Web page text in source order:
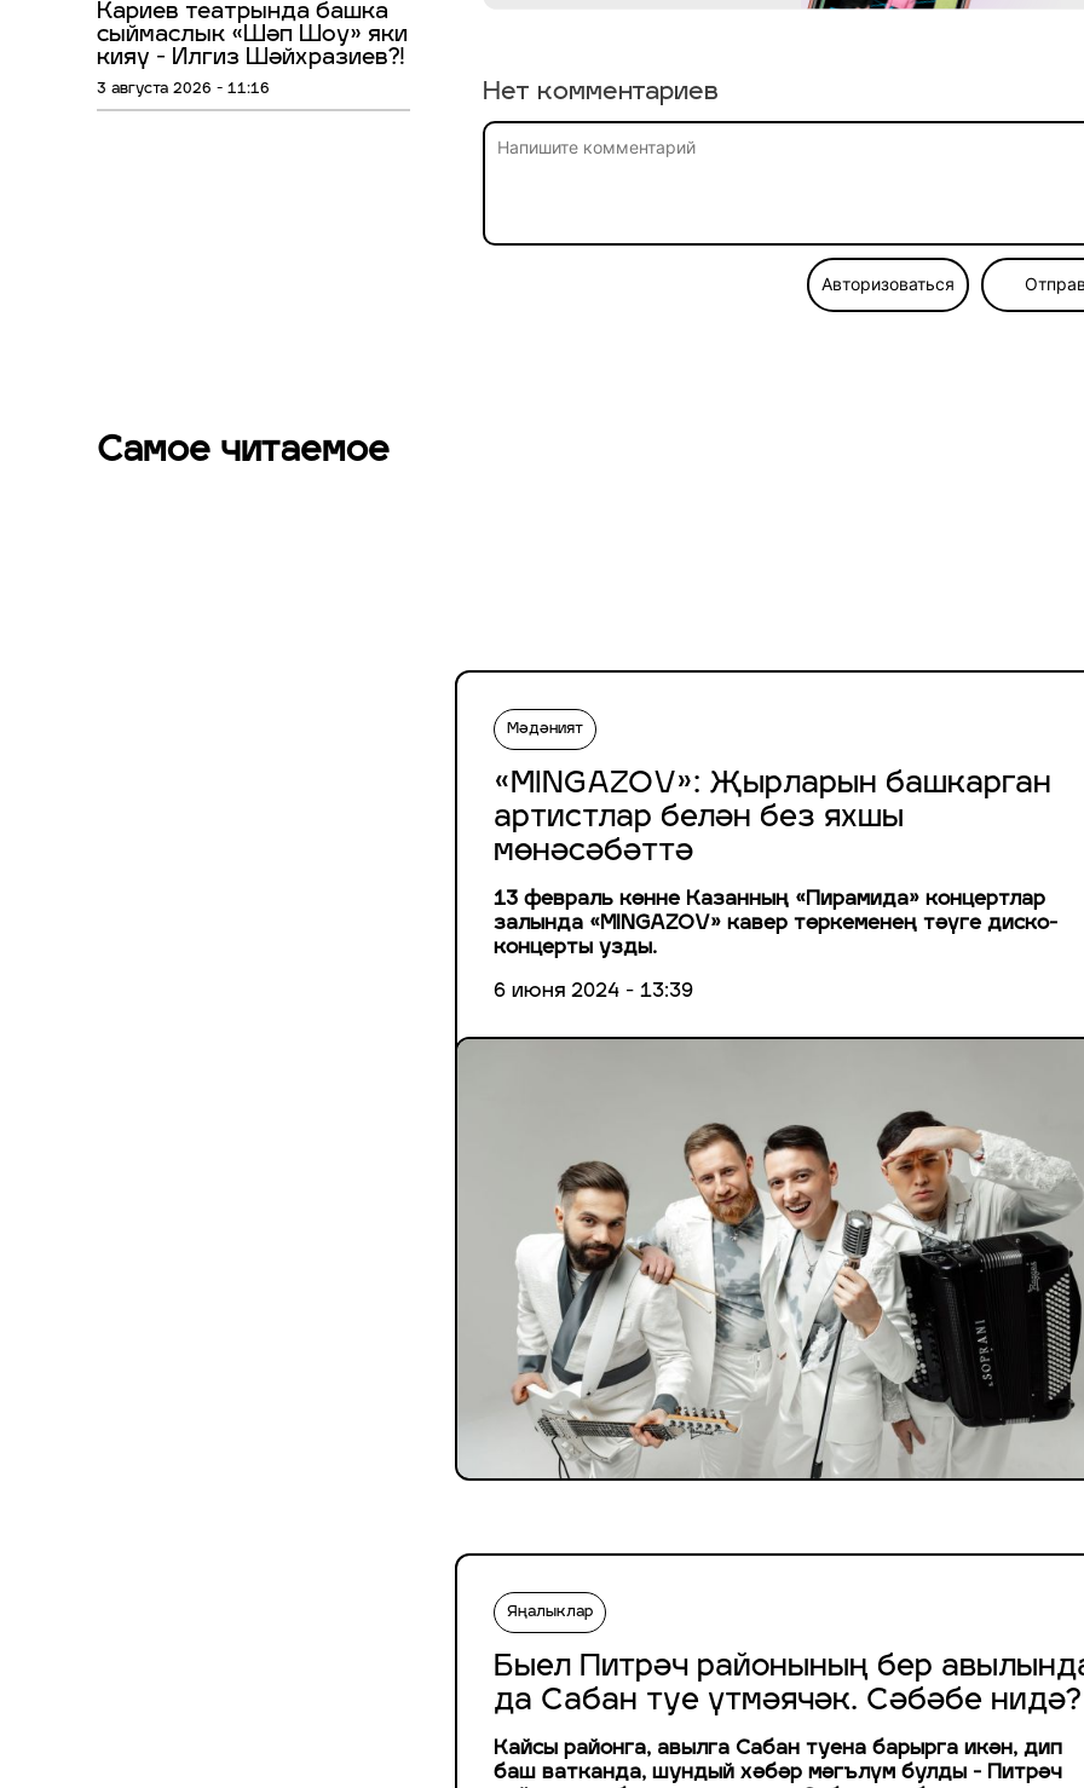
Кариев театрында башка
сыймаслык «Шәп Шоу» яки
кияү - Илгиз Шәйхразиев?!
3 августа 2026 - 11:16 Нет комментариев
Авторизоваться
Самое читаемое
Мәдәният
«MINGAZOV»: Җырларын башкарган
артистлар белән без яхшы
мөнәсәбәттә
13 февраль көнне Казанның «Пирамида» концертлар
залында «MINGAZOV» кавер төркеменең тәүге диско-
концерты узды.
6 июня 2024 - 13:39
Яңалыклар
Быел Питрәч районының бер
да Сабан туе үтмәячәк. Сәбәбе нидә?
Кайсы районга, авылга Сабан туена барырга икән, дип
баш ватканда, шундый хәбәр мәгълүм булды - Питрәч